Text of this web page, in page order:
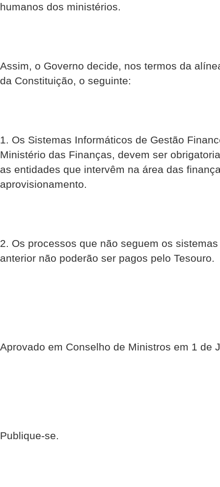
humanos dos ministérios.
Assim, o Governo decide, nos termos da
da Constituição, o seguinte:
1. Os Sistemas Informáticos de Gestão
Ministério das Finanças, devem ser
as entidades que intervêm na área das
aprovisionamento.
2. Os processos que não seguem os
anterior não poderão ser pagos pelo Tesouro.
Aprovado em Conselho de Ministros em 1 de
Publique-se.